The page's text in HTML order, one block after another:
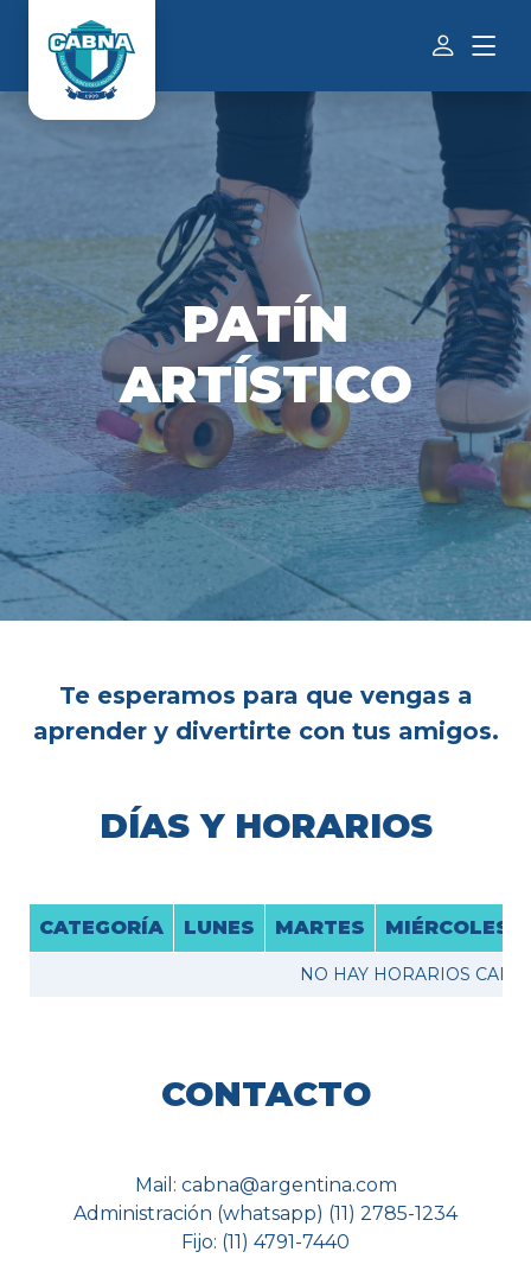
PATÍN
ARTÍSTICO
Te esperamos para que vengas a
aprender y divertirte con tus amigos.
DÍAS Y HORARIOS
CATEGORÍA LUNES MARTES MIÉRCOLES
NO HAY HORARIOS
CONTACTO
Mail: cabna@argentina.com
Administración (whatsapp) (11) 2785-1234
Fijo: (11) 4791-7440